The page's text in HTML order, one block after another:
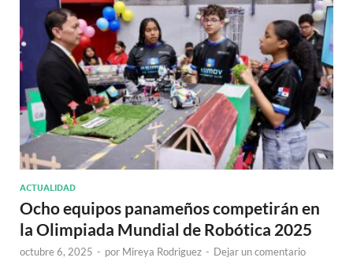
ACTUALIDAD
Ocho equipos panameños competirán en
la Olimpiada Mundial de Robótica 2025
octubre 6, 2025 - por Mireya Rodriguez - Dejar un comentario